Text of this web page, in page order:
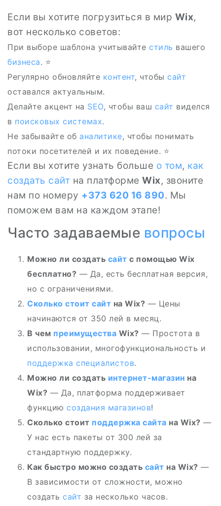
Если вы хотите погрузиться в мир Wix,
вот несколько советов:
При выборе шаблона учитывайте стиль вашего
бизнеса. ⭐
Регулярно обновляйте контент, чтобы сайт
оставался актуальным.
Делайте акцент на SEO, чтобы ваш сайт виделся
в поисковых системах.
Не забывайте об аналитике, чтобы понимать
потоки посетителей и их поведение. ⭐
Если вы хотите узнать больше о том, как
создать сайт на платформе Wix, звоните
нам по номеру +373 620 16 890. Мы
поможем вам на каждом этапе!
Часто задаваемые вопросы
Можно ли создать сайт с помощью Wix
бесплатно? — Да, есть бесплатная версия,
но с ограничениями.
Сколько стоит сайт на Wix? — Цены
начинаются от 350 лей в месяц.
В чем преимущества Wix? — Простота в
использовании, многофункциональность и
поддержка специалистов.
Можно ли создать интернет-магазин на
Wix? — Да, платформа поддерживает
функцию создания магазинов!
Сколько стоит поддержка сайта на Wix? —
У нас есть пакеты от 300 лей за
стандартную поддержку.
Как быстро можно создать сайт на Wix? —
В зависимости от сложности, можно
создать сайт за несколько часов.